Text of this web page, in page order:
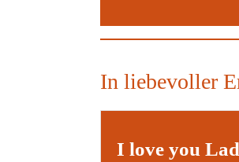
In liebevoller
I love you